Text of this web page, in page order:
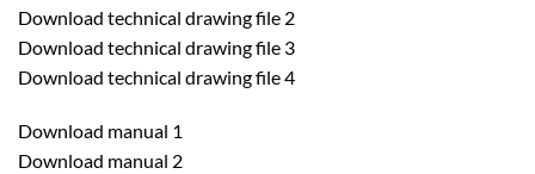
Download technical drawing file 2
Download technical drawing file 3
Download technical drawing file 4
Download manual 1
Download manual 2